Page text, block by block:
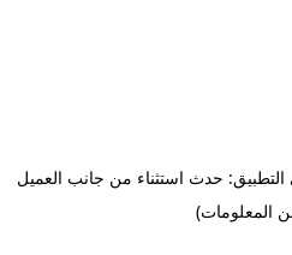
حدث استثناء من جانب العميل
المعلومات)